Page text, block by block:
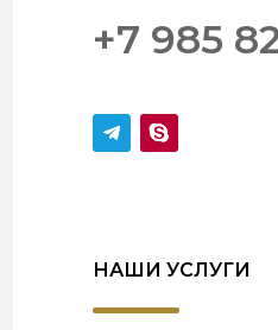
+7 985
НАШИ УСЛУГИ